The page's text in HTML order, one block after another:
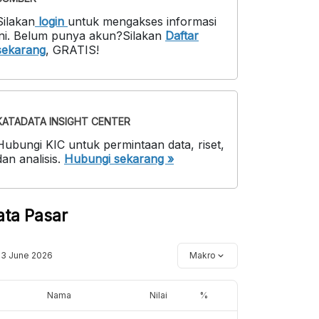
login untuk mengakses informasi
. Belum punya akun?Silakan Daftar
, GRATIS!
INSIGHT CENTER
KIC untuk permintaan data, riset,
analisis. Hubungi sekarang »
Pasar
June 2026 Makro
Nama Nilai %